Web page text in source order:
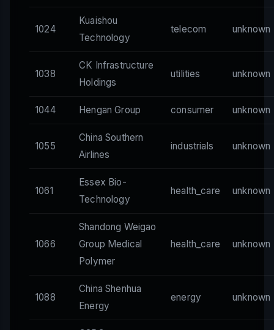
1024
Kuaishou
Technology
telecom unknown
1038
CK Infrastructure
Holdings
utilities unknown
1044 Hengan Group consumer unknown
1055
China Southern
Airlines
industrials unknown
1061
Essex Bio-
Technology
health_care unknown
1066
Shandong Weigao
Group Medical
Polymer
health_care unknown
1088
China Shenhua
Energy
energy unknown